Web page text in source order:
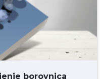
borovnica